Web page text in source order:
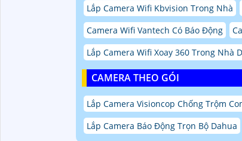
Lắp Camera Wifi Kbvision Trong Nhà
Camera Wifi Vantech Có Báo Động
Lắp Camera Wifi Xoay 360 Trong Nhà
CAMERA THEO GÓI
Lắp Camera Visioncop Chống Trộm
Lắp Camera Báo Động Trọn Bộ Dahua